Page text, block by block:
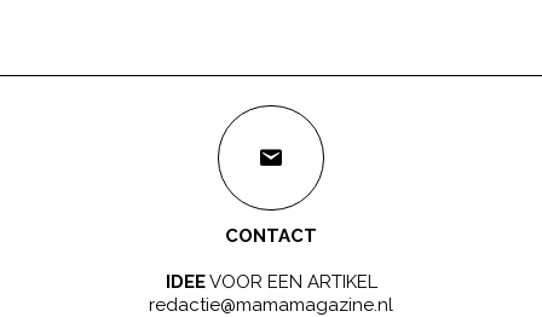
CONTACT
IDEEVOOR EEN ARTIKEL
redactie@mamamagazine.nl